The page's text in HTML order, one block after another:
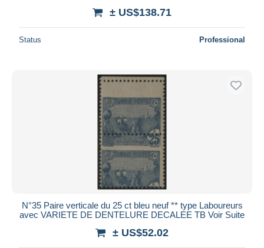
± US$138.71
Status Professional
N°35 Paire verticale du 25 ct bleu neuf ** type Laboureurs
avec VARIETE DE DENTELURE DECALEE TB Voir Suite
± US$52.02